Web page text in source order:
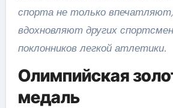
спорта не только
вдохновляют других
поклонников легкой атлетики.
Олимпийская
медаль